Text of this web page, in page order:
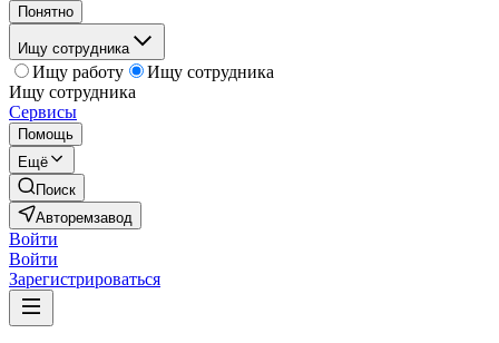
Понятно
Ищу сотрудника
Ищу работу
Ищу сотрудника
Ищу сотрудника
Сервисы
Помощь
Ещё
Поиск
Авторемзавод
Войти
Войти
Зарегистрироваться